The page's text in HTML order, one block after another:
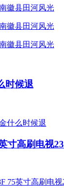
时候退
寸高刷电视